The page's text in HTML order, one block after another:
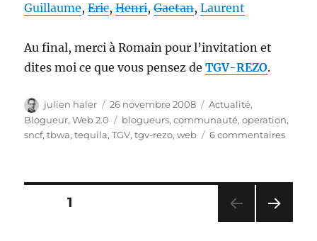
Guillaume,Eric,Henri,Gaetan,Laurent
Au final, merci à Romain pour l’invitation et
dites moi ce que vous pensez deTGV-REZO.
Auteur
julien haler
Publié
le
26 novembre 2008 Catégories
Actualité,
Blogueur,Web 2.0 Étiquettes
blogueurs,communauté,operation,
sncf,tbwa,tequila,TGV,tgv-rezo,web 6 commentairessur
pour
Pagination
PAGE1